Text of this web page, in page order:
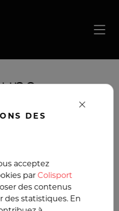
DES
acceptez
par Colisport
des contenus
des statistiques. En
Livraison
en France
au